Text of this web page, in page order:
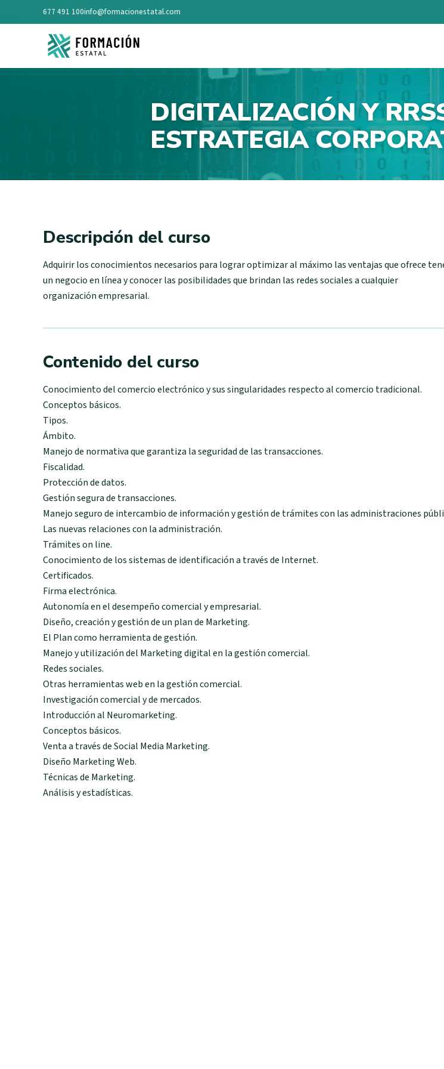
677 491 100info@formacionestatal.com
DIGITALIZACIÓN Y
ESTRATEGIA
Descripción del curso
Adquirir los conocimientos necesarios para lograr optimizar al máximo las ventajas que ofrece
un negocio en línea y conocer las posibilidades que brindan las redes sociales a cualquier
organización empresarial.
Contenido del curso
Conocimiento del comercio electrónico y sus singularidades respecto al comercio tradicional.
Conceptos básicos.
Tipos.
Ámbito.
Manejo de normativa que garantiza la seguridad de las transacciones.
Fiscalidad.
Protección de datos.
Gestión segura de transacciones.
Manejo seguro de intercambio de información y gestión de trámites con las administraciones
Las nuevas relaciones con la administración.
Trámites on line.
Conocimiento de los sistemas de identificación a través de Internet.
Certificados.
Firma electrónica.
Autonomía en el desempeño comercial y empresarial.
Diseño, creación y gestión de un plan de Marketing.
El Plan como herramienta de gestión.
Manejo y utilización del Marketing digital en la gestión comercial.
Redes sociales.
Otras herramientas web en la gestión comercial.
Investigación comercial y de mercados.
Introducción al Neuromarketing.
Conceptos básicos.
Venta a través de Social Media Marketing.
Diseño Marketing Web.
Técnicas de Marketing.
Análisis y estadísticas.